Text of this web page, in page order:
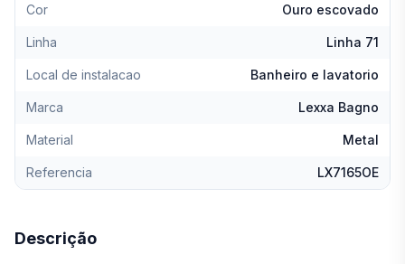
Cor Ouro escovado
Linha Linha 71
Local de instalacao Banheiro e lavatorio
Marca Lexxa Bagno
Material Metal
Referencia LX7165OE
Descrição